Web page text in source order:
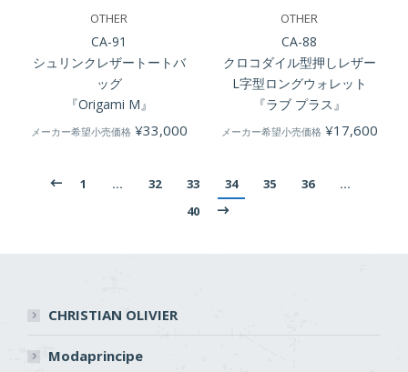
OTHER
CA-91
シュリンクレザートートバ
ッグ
『Origami M』
メーカー希望小売価格 ¥33,000
OTHER
CA-88
クロコダイル型押しレザー
L字型ロングウォレット
『ラブ プラス』
メーカー希望小売価格 ¥17,600
1 … 32 33 34 35 36
…
40
CHRISTIAN OLIVIER
Modaprincipe